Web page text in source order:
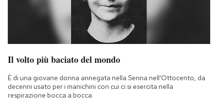
Il volto più baciato del mondo
È di una giovane donna annegata nella Senna nell'Ottocento, da
decenni usato per i manichini con cui ci si esercita nella
respirazione bocca a bocca